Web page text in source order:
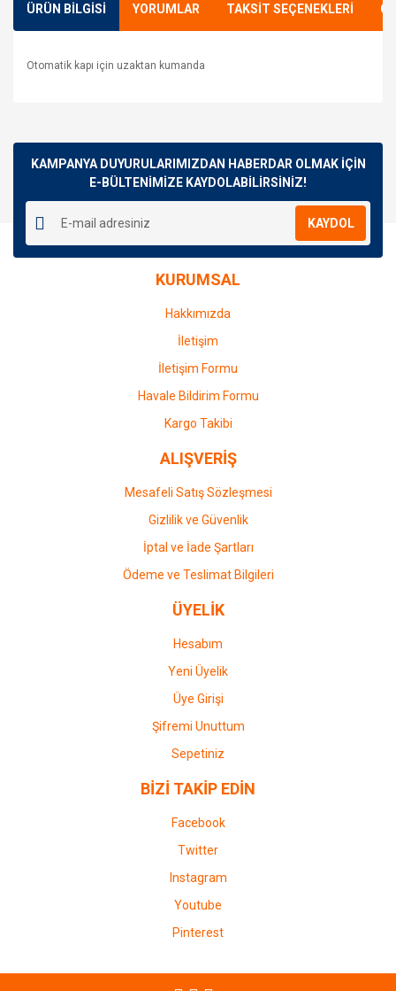
ÜRÜN BİLGİSİ YORUMLAR TAKSİT SEÇENEKLERİ
Otomatik kapı için uzaktan kumanda
Yorum Yaz
kullanarak tarafımıza iletebilirsiniz.
Görüş ve önerileriniz için teşekkür ederiz.
Ürün resmi kalitesiz, bozuk veya görüntülenemiyor.
Ürün açıklamasında eksik bilgiler bulunuyor.
Ürün bilgilerinde hatalar bulunuyor.
Ürün fiyatı diğer sitelerden daha pahalı.
Gönder
KAMPANYA DUYURULARIMIZDAN HABERDAR OLMAK İÇİN
E-BÜLTENİMİZE KAYDOLABİLİRSİNİZ!
KAYDOL
KURUMSAL
Hakkımızda
İletişim
İletişim Formu
Havale Bildirim Formu
Kargo Takibi
ALIŞVERİŞ
Mesafeli Satış Sözleşmesi
Gizlilik ve Güvenlik
İptal ve İade Şartları
Ödeme ve Teslimat Bilgileri
ÜYELİK
Hesabım
Yeni Üyelik
Üye Girişi
Şifremi Unuttum
Sepetiniz
BİZİ TAKİP EDİN
Facebook
Twitter
Instagram
Youtube
Pinterest